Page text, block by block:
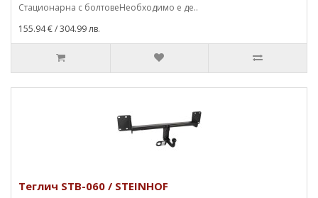
Стационарна с болтовеНеобходимо е де..
155.94 €/ 304.99 лв.
Теглич STB-060 / STEINHOF